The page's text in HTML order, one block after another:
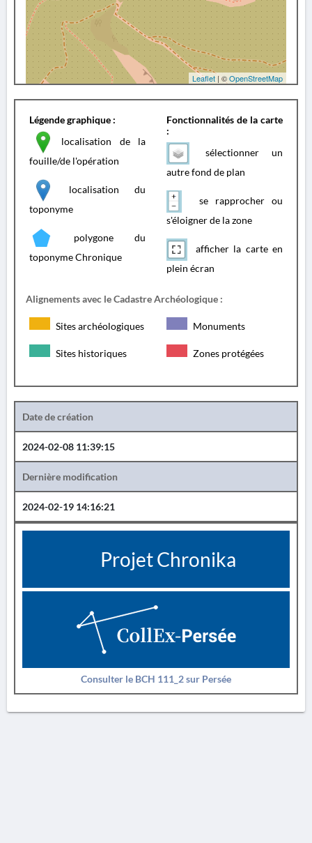
Leaflet | ©OpenStreetMap
Légende graphique :
localisation de la
fouille/de l'opération
localisation du
toponyme
polygone du
toponyme Chronique
Fonctionnalités de la carte
:
sélectionner un
autre fond de plan
se rapprocher ou
s'éloigner de la zone
afficher la carte en
plein écran
Alignements avec le Cadastre Archéologique :
Sites archéologiques Monuments
Sites historiques Zones protégées
Date de création
2024-02-08 11:39:15
Dernière modification
2024-02-19 14:16:21
Projet Chronika
Consulter le BCH 111_2 sur Persée